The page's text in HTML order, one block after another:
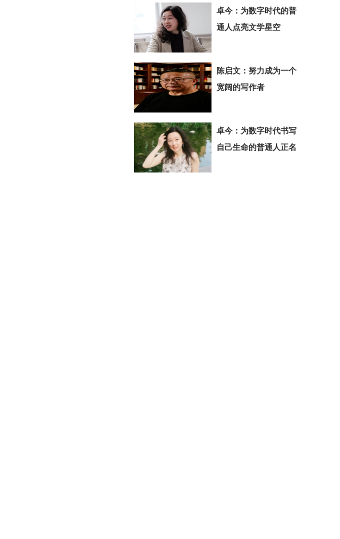
卓今：为数字时代的普
通人点亮文学星空
陈启文：努力成为一个
宽阔的写作者
卓今：为数字时代书写
自己生命的普通人正名